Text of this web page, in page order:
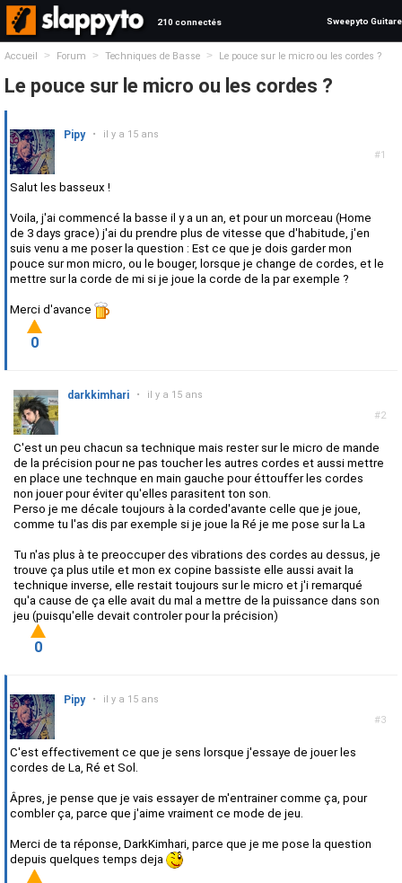
210 connectés Sweepyto Guitare
Accueil > Forum > Techniques de Basse > Le pouce sur le micro ou les cordes ?
Le pouce sur le micro ou les cordes ?
#1
Pipy • il y a 15 ans
Salut les basseux !
Voila, j'ai commencé la basse il y a un an, et pour un morceau (Home
de 3 days grace) j'ai du prendre plus de vitesse que d'habitude, j'en
suis venu a me poser la question : Est ce que je dois garder mon
pouce sur mon micro, ou le bouger, lorsque je change de cordes, et le
mettre sur la corde de mi si je joue la corde de la par exemple ?
Merci d'avance
0
#2
darkkimhari • il y a 15 ans
C'est un peu chacun sa technique mais rester sur le micro de mande
de la précision pour ne pas toucher les autres cordes et aussi mettre
en place une technque en main gauche pour éttouffer les cordes
non jouer pour éviter qu'elles parasitent ton son.
Perso je me décale toujours à la corded'avante celle que je joue,
comme tu l'as dis par exemple si je joue la Ré je me pose sur la La
Tu n'as plus à te preoccuper des vibrations des cordes au dessus, je
trouve ça plus utile et mon ex copine bassiste elle aussi avait la
technique inverse, elle restait toujours sur le micro et j'i remarqué
qu'a cause de ça elle avait du mal a mettre de la puissance dans son
jeu (puisqu'elle devait controler pour la précision)
0
#3
Pipy • il y a 15 ans
C'est effectivement ce que je sens lorsque j'essaye de jouer les
cordes de La, Ré et Sol.
Âpres, je pense que je vais essayer de m'entrainer comme ça, pour
combler ça, parce que j'aime vraiment ce mode de jeu.
Merci de ta réponse, DarkKimhari, parce que je me pose la question
depuis quelques temps deja